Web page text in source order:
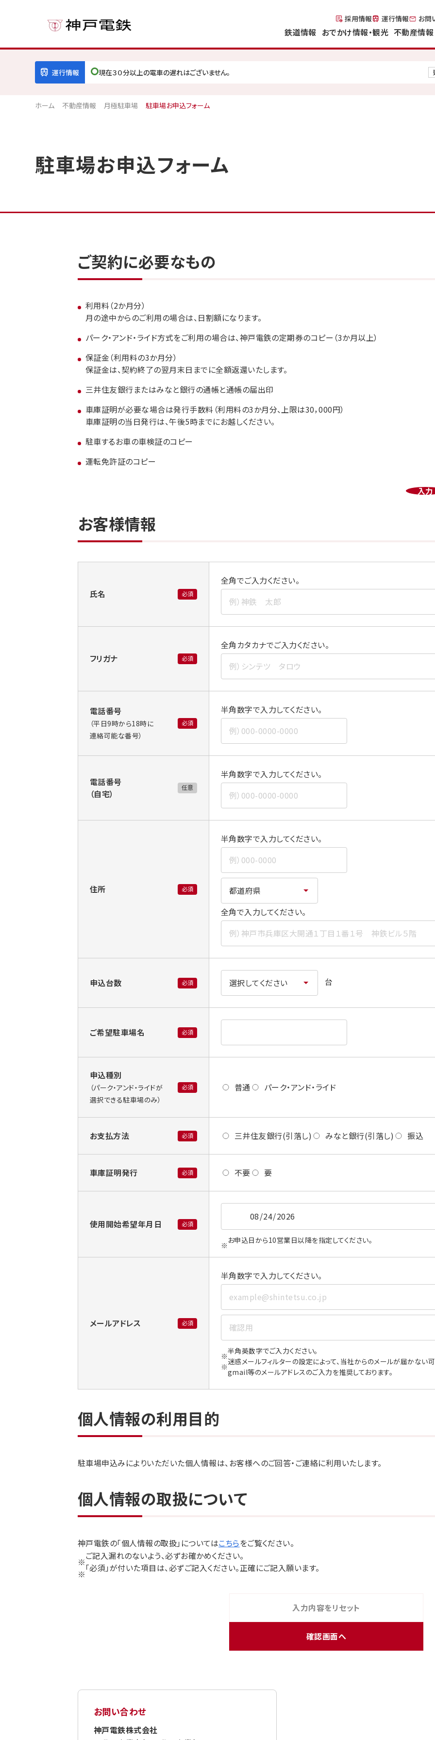
採用情報 運行情報 お問
鉄道情報 おでかけ情報・観光 不動産情報
運行情報 現在３０分以上の電車の遅れはございません。
ホーム 不動産情報 月極駐車場 駐車場お申込フォーム
駐車場お申込フォーム
ご契約に必要なもの
利用料（2か月分）
月の途中からのご利用の場合は、日割額になります。
パーク・アンド・ライド方式をご利用の場合は、神戸電鉄の定期券のコピー（3か月以上）
保証金（利用料の3か月分）
保証金は、契約終了の翌月末日までに全額返還いたします。
三井住友銀行またはみなと銀行の通帳と通帳の届出印
車庫証明が必要な場合は発行手数料（利用料の3か月分、上限は30，000円）
車庫証明の当日発行は、午後5時までにお越しください。
駐車するお車の車検証のコピー
運転免許証のコピー
入力
お客様情報
氏名 必須
全角でご入力ください。
フリガナ 必須
全角カタカナでご入力ください。
電話番号
（平日9時から18時に
連絡可能な番号）
必須
半角数字で入力してください。
電話番号
（自宅）
任意
半角数字で入力してください。
住所 必須
半角数字で入力してください。
全角で入力してください。
申込台数 必須 台
ご希望駐車場名 必須
申込種別
（パーク・アンド・ライドが
選択できる駐車場のみ）
必須 普通 パーク・アンド・ライド
お支払方法 必須 三井住友銀行(引落し) みなと銀行(引落し) 振込
車庫証明発行 必須 不要 要
使用開始希望年月日 必須
お申込日から10営業日以降を指定してください。
メールアドレス 必須
半角数字で入力してください。
半角英数字でご入力ください。
迷惑メールフィルターの設定によって、当社からのメールが届かない
gmail等のメールアドレスのご入力を推奨しております。
個人情報の利用目的
駐車場申込みによりいただいた個人情報は、お客様へのご回答・ご連絡に利用いたします。
個人情報の取扱について
神戸電鉄の｢個人情報の取扱｣についてはこちらをご覧ください。
ご記入漏れのないよう、必ずお確かめください。
「必須」が付いた項目は、必ずご記入ください。正確にご記入願います。
お問い合わせ
神戸電鉄株式会社